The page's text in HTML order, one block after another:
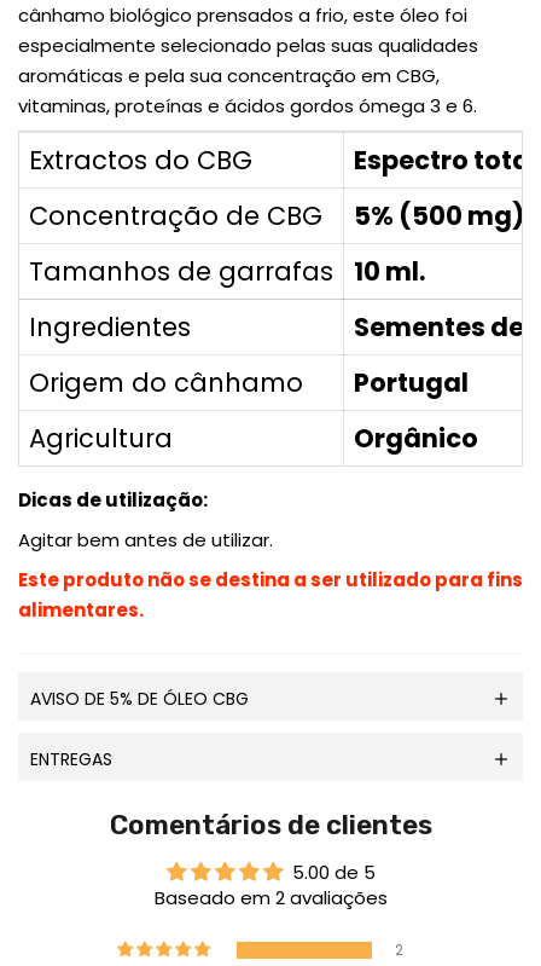
cânhamo biológico prensados a frio, este óleo foi
especialmente selecionado pelas suas qualidades
aromáticas e pela sua concentração em CBG,
vitaminas, proteínas e ácidos gordos ómega 3 e 6.
Extractos do CBG
Espectro total
Concentração de CBG
5% (500 mg)
Tamanhos de garrafas
10 ml.
Ingredientes
Sementes
Origem do cânhamo
Portugal
Agricultura
Orgânico
Dicas de utilização:
Agitar bem antes de utilizar.
Este produto não se destina a ser utilizado para fins
alimentares.
AVISO DE 5% DE ÓLEO CBG
ENTREGAS
Comentários de clientes
5.00 de 5
Baseado em 2 avaliações
2